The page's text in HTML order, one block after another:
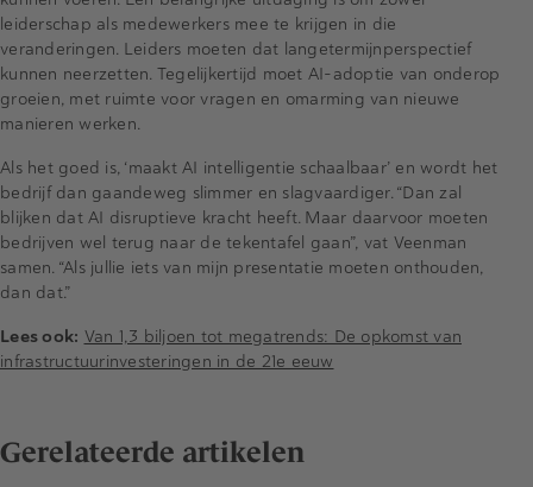
leiderschap als medewerkers mee te krijgen in die
veranderingen. Leiders moeten dat langetermijnperspectief
kunnen neerzetten. Tegelijkertijd moet AI-adoptie van onderop
groeien, met ruimte voor vragen en omarming van nieuwe
manieren werken.
Als het goed is, ‘maakt AI intelligentie schaalbaar’ en wordt het
bedrijf dan gaandeweg slimmer en slagvaardiger. “Dan zal
blijken dat AI disruptieve kracht heeft. Maar daarvoor moeten
bedrijven wel terug naar de tekentafel gaan”, vat Veenman
samen. “Als jullie iets van mijn presentatie moeten onthouden,
dan dat.”
Lees ook: Van 1,3 biljoen tot megatrends: De opkomst van
infrastructuurinvesteringen in de 21e eeuw
Gerelateerde artikelen